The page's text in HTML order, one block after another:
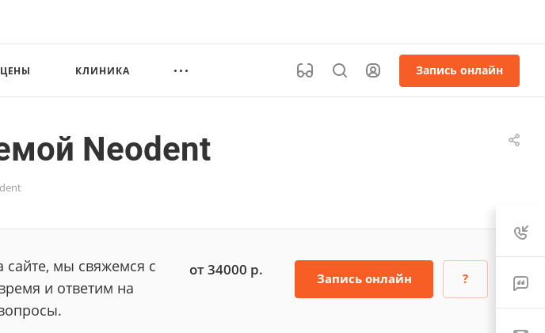
ЦЕНЫ КЛИНИКА Запись онлайн
Neodent
сайте, мы свяжемся с
и ответим на
от 34000 р. Запись онлайн ?